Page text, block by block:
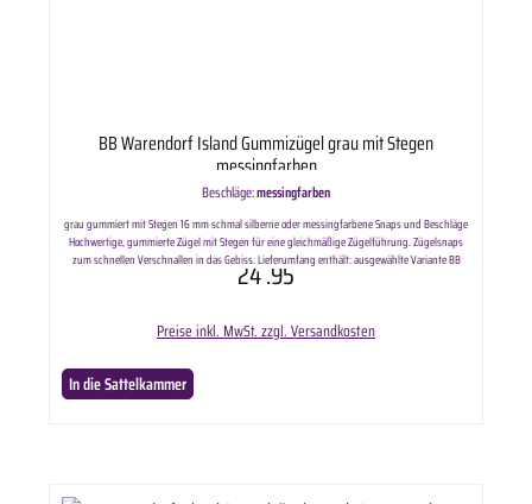
BB Warendorf Island Gummizügel grau mit Stegen
messingfarben
Beschläge:messingfarben
grau gummiert mit Stegen 16 mm schmal silberne oder messingfarbene Snaps und Beschläge
Hochwertige, gummierte Zügel mit Stegen für eine gleichmäßige Zügelführung. Zügelsnaps
zum schnellen Verschnallen in das Gebiss. Lieferumfang enthält: ausgewählte Variante BB
Island Gummizügel grau mit Stegen. Länge: ca. 240cm
24.95
Preise inkl. MwSt. zzgl. Versandkosten
In die Sattelkammer